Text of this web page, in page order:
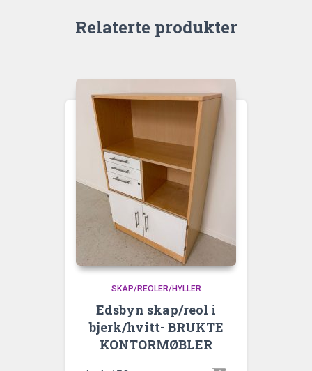
Relaterte produkter
SKAP/REOLER/HYLLER
Edsbyn skap/reol i
bjerk/hvitt- BRUKTE
KONTORMØBLER